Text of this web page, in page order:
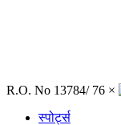
R.O. No 13784/ 76 ×
स्पोर्ट्स